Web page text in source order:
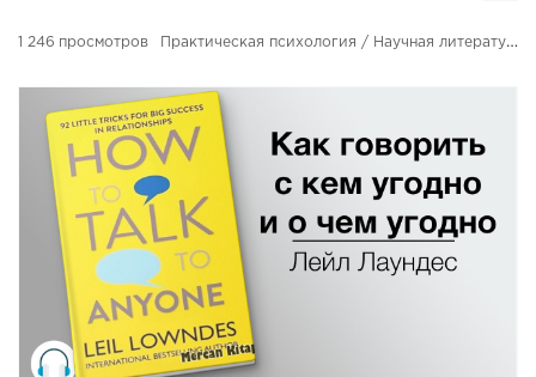
1 246 Практическая психология / Научная литература / Психология